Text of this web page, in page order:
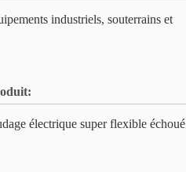
industriels, souterrains et
électrique super flexible échoué